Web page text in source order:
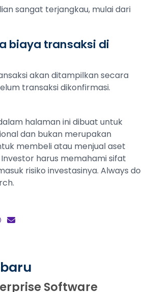
sangat terjangkau, mulai dari
biaya transaksi di
akan ditampilkan secara
transaksi dikonfirmasi.
halaman ini dibuat untuk
dan bukan merupakan
membeli atau menjual aset
harus memahami sifat
risiko investasinya. Always do
Software